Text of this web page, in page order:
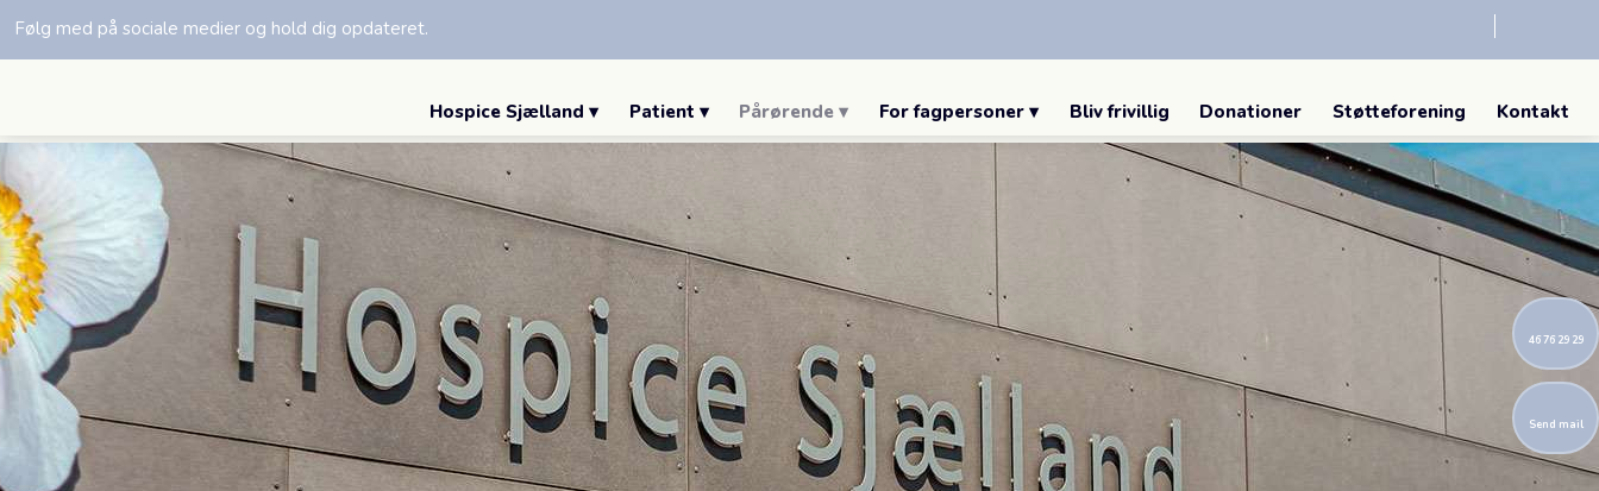
46 76 29 29
Send mail
Følg med på sociale medier og hold dig opdateret.
Hospice Sjælland ▾ Patient ▾ Pårørende ▾ For fagpersoner ▾ Bliv frivillig Donationer Støtteforening Kontakt